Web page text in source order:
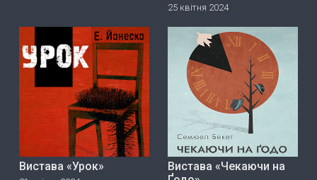
25 квітня 2024
Вистава «Урок»
Вистава «Чекаючи на